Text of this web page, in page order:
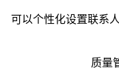
可以个性化设置联系
质量